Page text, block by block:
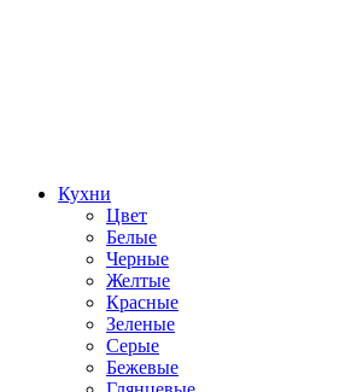
Кухни
Цвет
Белые
Черные
Желтые
Красные
Зеленые
Серые
Бежевые